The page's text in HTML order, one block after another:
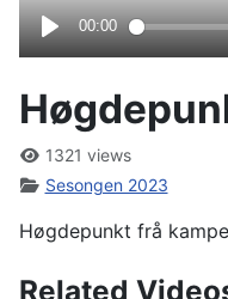
1321 views
Sesongen 2023
Høgdepunkt frå
Related